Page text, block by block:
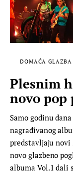
FILM
MUSIC
DOMAĆA GLAZBA
Plesnim
novo pop
Samo godinu
nagrađivanog
predstavljaju novi
novo glazbeno
albuma Vol.1 dali